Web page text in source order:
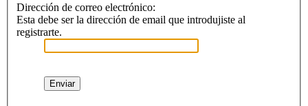
Dirección de correo electrónico:
Esta debe ser la dirección de email que introdujiste al
registrarte.